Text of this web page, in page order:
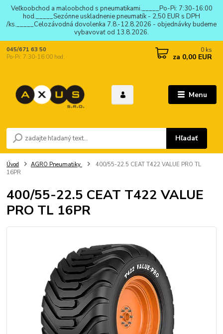
Veľkoobchod a maloobchod s pneumatikami._____Po-Pi: 7:30-16:00
hod._____Sezónne uskladnenie pneumatík - 2,50 EUR s DPH
/ks._____Celozávodná dovolenka 7.8.-12.8.2026 - objednávky budeme
vybavovať od 13.8.2026.
Menu
Hľadať
045/671 63 50
Po-Pi: 7:30-16:00 hod.
0 ks
za 0,00 EUR
Úvod AGRO Pneumatiky
400/55-22.5 CEAT T422 VALUE PRO TL
16PR
400/55-22.5 CEAT T422 VALUE
PRO TL 16PR